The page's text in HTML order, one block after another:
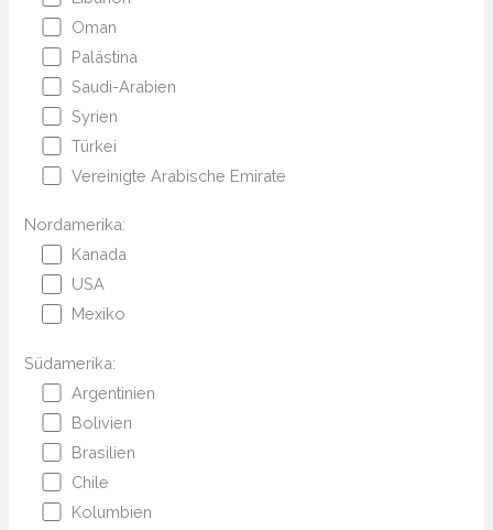
Oman
Palästina
Saudi-Arabien
Syrien
Türkei
Vereinigte Arabische Emirate
Nordamerika:
Kanada
USA
Mexiko
Südamerika:
Argentinien
Bolivien
Brasilien
Chile
Kolumbien